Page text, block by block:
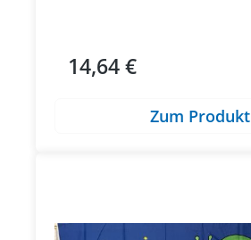
Regulärer Preis:
14,64 €
Zum Produkt